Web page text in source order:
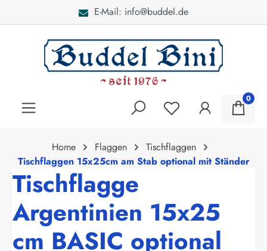
E-Mail: info@buddel.de
0
Home Flaggen
Tischflaggen
Tischflaggen 15x25cm am Stab optional mit Ständer
Tischflagge
Argentinien 15x25
cm BASIC optional